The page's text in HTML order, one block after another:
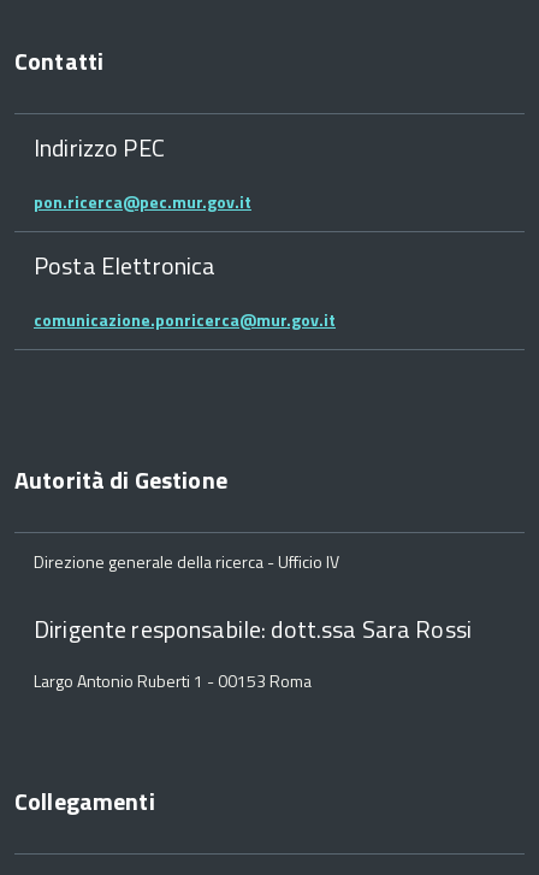
Contatti
Indirizzo PEC
pon.ricerca@pec.mur.gov.it
Posta Elettronica
comunicazione.ponricerca@mur.gov.it
Autorità di Gestione
Direzione generale della ricerca - Ufficio IV
Dirigente responsabile: dott.ssa Sara Rossi
Largo Antonio Ruberti 1 - 00153 Roma
Collegamenti